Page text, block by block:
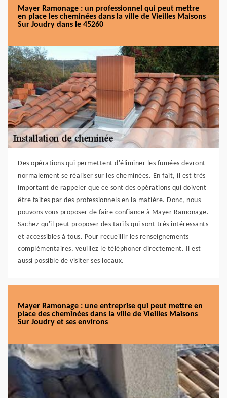
Mayer Ramonage : un professionnel qui peut mettre
en place les cheminées dans la ville de Vieilles Maisons
Sur Joudry dans le 45260
Des opérations qui permettent d'éliminer les fumées devront
normalement se réaliser sur les cheminées. En fait, il est très
important de rappeler que ce sont des opérations qui doivent
être faites par des professionnels en la matière. Donc, nous
pouvons vous proposer de faire confiance à Mayer Ramonage.
Sachez qu'il peut proposer des tarifs qui sont très intéressants
et accessibles à tous. Pour recueillir les renseignements
complémentaires, veuillez le téléphoner directement. Il est
aussi possible de visiter ses locaux.
Mayer Ramonage : une entreprise qui peut mettre en
place des cheminées dans la ville de Vieilles Maisons
Sur Joudry et ses environs